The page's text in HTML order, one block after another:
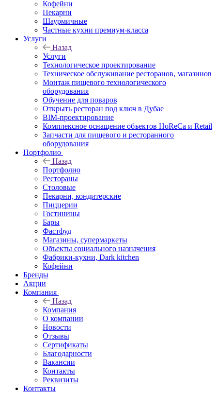
Кофейни
Пекарни
Шаурмичные
Частные кухни премиум-класса
Услуги
Назад
Услуги
Технологическое проектирование
Техническое обслуживание ресторанов, магазинов
Монтаж пищевого технологического
оборудования
Обучение для поваров
Открыть ресторан под ключ в Дубае
BIM-проектирование
Комплексное оснащение объектов HoReCa и Retail
Запчасти для пищевого и ресторанного
оборудования
Портфолио
Назад
Портфолио
Рестораны
Столовые
Пекарни, кондитерские
Пиццерии
Гостиницы
Бары
Фастфуд
Магазины, супермаркеты
Объекты социального назначения
Фабрики-кухни, Dark kitchen
Кофейни
Бренды
Акции
Компания
Назад
Компания
О компании
Новости
Отзывы
Сертификаты
Благодарности
Вакансии
Контакты
Реквизиты
Контакты